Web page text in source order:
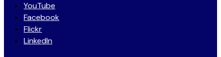
YouTube
Facebook
Flickr
LinkedIn